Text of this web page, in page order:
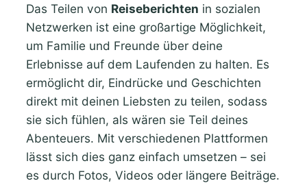
Das Teilen von Reiseberichten in sozialen
Netzwerken ist eine großartige Möglichkeit,
um Familie und Freunde über deine
Erlebnisse auf dem Laufenden zu halten. Es
ermöglicht dir, Eindrücke und Geschichten
direkt mit deinen Liebsten zu teilen, sodass
sie sich fühlen, als wären sie Teil deines
Abenteuers. Mit verschiedenen Plattformen
lässt sich dies ganz einfach umsetzen – sei
es durch Fotos, Videos oder längere Beiträge.